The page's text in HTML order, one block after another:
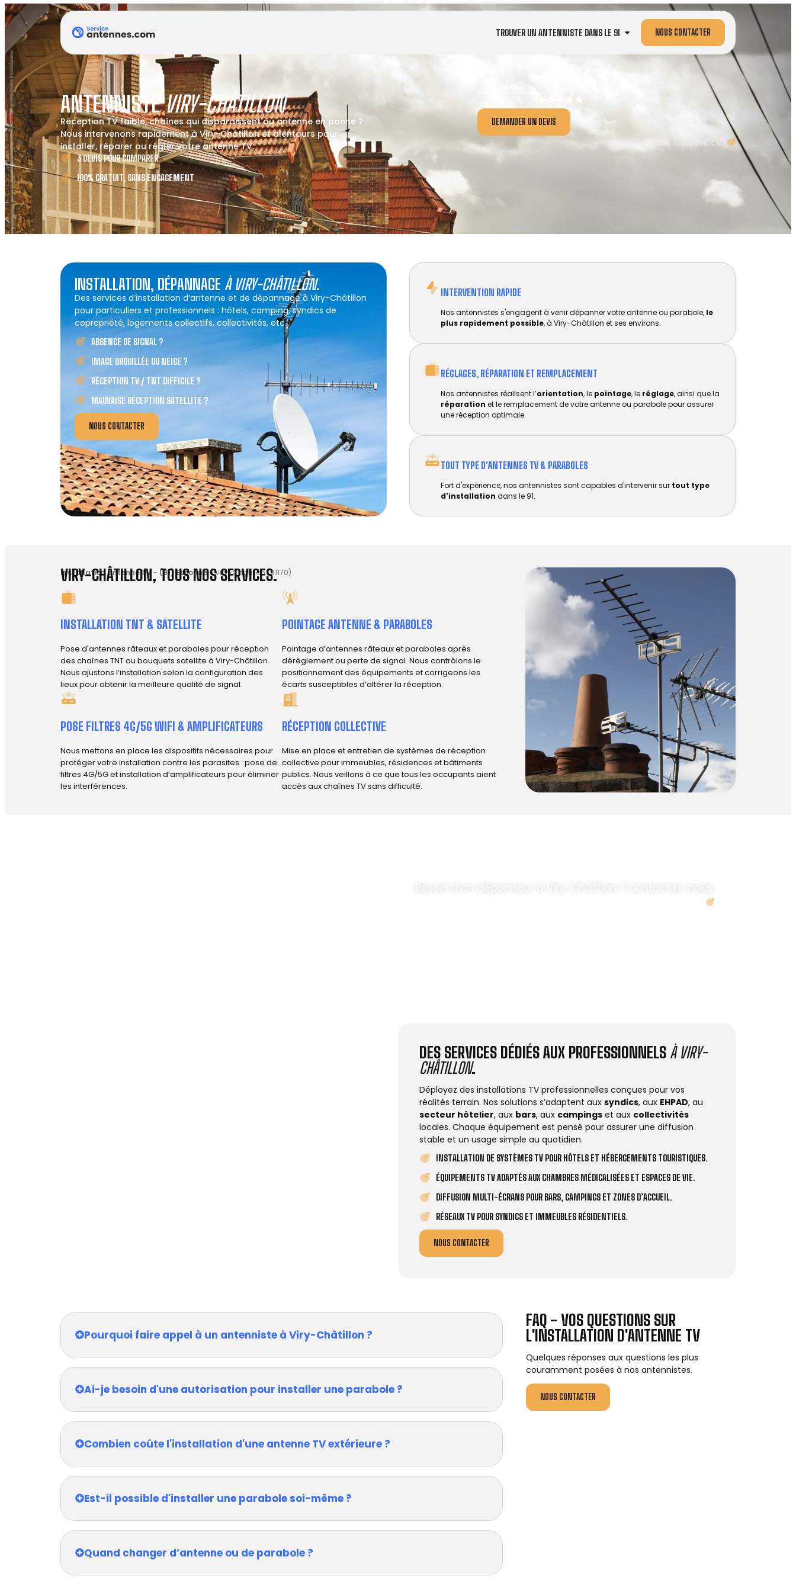
TROUVER UN ANTENNISTE DANS LE 91 NOUS CONTACTER
ANTENNISTEVIRY-CHÂTILLON
Réception TV faible, chaînes qui disparaissent ou antenne en panne ?
Nous intervenons rapidement à Viry-Châtillon et alentours pour
installer, réparer ou régler votre antenne TV.
3 DEVIS POUR COMPARER
100% GRATUIT, SANS ENGAGEMENT
DEMANDER UN DEVIS
Tous les services
INSTALLATION, DÉPANNAGE À VIRY-CHÂTILLON.
Des services d’installation d’antenne et de dépannage à Viry-Châtillon
pour particuliers et professionnels : hôtels, camping, syndics de
copropriété, logements collectifs, collectivités, etc.
ABSENCE DE SIGNAL ?
IMAGE BROUILLÉE OU NEIGE ?
RÉCEPTION TV / TNT DIFFICILE ?
MAUVAISE RÉCEPTION SATELLITE ?
NOUS CONTACTER
INTERVENTION RAPIDE
Nos antennistes s'engagent à venir dépanner votre antenne ou parabole, le
plus rapidement possible, à Viry-Châtillon et ses environs.
RÉGLAGES, RÉPARATION ET REMPLACEMENT​
Nos antennistes réalisent l’orientation, le pointage, le réglage, ainsi que la
réparation et le remplacement de votre antenne ou parabole pour assurer
une réception optimale.
TOUT TYPE D'ANTENNES TV & PARABOLES
Fort d'expérience, nos antennistes sont capables d'intervenir sur tout type
d'installation dans le 91.
Installation antenne TV - (91) Essonne-Viry-Châtillon (91170)
VIRY-CHÂTILLON, TOUS NOS SERVICES.
INSTALLATION TNT & SATELLITE
Pose d'antennes râteaux et paraboles pour réception
des chaînes TNT ou bouquets satellite à Viry-Châtillon.
Nous ajustons l’installation selon la configuration des
lieux pour obtenir la meilleure qualité de signal.
POINTAGE ANTENNE & PARABOLES
Pointage d’antennes râteaux et paraboles après
dérèglement ou perte de signal. Nous contrôlons le
positionnement des équipements et corrigeons les
écarts susceptibles d’altérer la réception.
POSE FILTRES 4G/5G WIFI & AMPLIFICATEURS
Nous mettons en place les dispositifs nécessaires pour
protéger votre installation contre les parasites : pose de
filtres 4G/5G et installation d’amplificateurs pour éliminer
les interférences.
RÉCEPTION COLLECTIVE
Mise en place et entretien de systèmes de réception
collective pour immeubles, résidences et bâtiments
publics. Nous veillons à ce que tous les occupants aient
accès aux chaînes TV sans difficulté.
Besoin d’un dépanneur à Viry-Châtillon ? Contactez-nous.
DES SERVICES DÉDIÉS AUX PROFESSIONNELS À VIRY-
CHÂTILLON.
Déployez des installations TV professionnelles conçues pour vos
réalités terrain. Nos solutions s’adaptent aux syndics, aux EHPAD, au
secteur hôtelier, aux bars, aux campings et aux collectivités
locales. Chaque équipement est pensé pour assurer une diffusion
stable et un usage simple au quotidien.
INSTALLATION DE SYSTÈMES TV POUR HÔTELS ET HÉBERGEMENTS TOURISTIQUES.
ÉQUIPEMENTS TV ADAPTÉS AUX CHAMBRES MÉDICALISÉES ET ESPACES DE VIE.
DIFFUSION MULTI-ÉCRANS POUR BARS, CAMPINGS ET ZONES D’ACCUEIL.
RÉSEAUX TV POUR SYNDICS ET IMMEUBLES RÉSIDENTIELS.
NOUS CONTACTER
FAQ - VOS QUESTIONS SUR
L'INSTALLATION D'ANTENNE TV
Quelques réponses aux questions les plus
couramment posées à nos antennistes.
NOUS CONTACTER
Pourquoi faire appel à un antenniste à Viry-Châtillon ?
Ai-je besoin d'une autorisation pour installer une parabole ?
Combien coûte l'installation d'une antenne TV extérieure ?
Est-il possible d'installer une parabole soi-même ?
Quand changer d’antenne ou de parabole ?